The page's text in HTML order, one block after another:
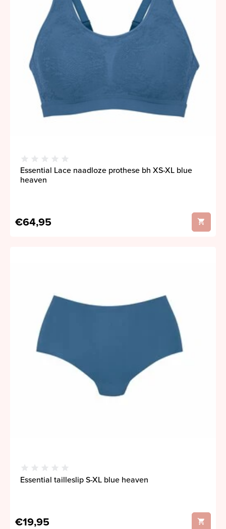
Essential Lace naadloze prothese bh XS-XL blue
heaven
€64,95
Essential tailleslip S-XL blue heaven
€19,95